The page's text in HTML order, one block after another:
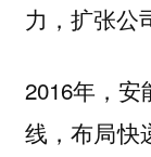
力，扩张公
2016年，
线，布局快